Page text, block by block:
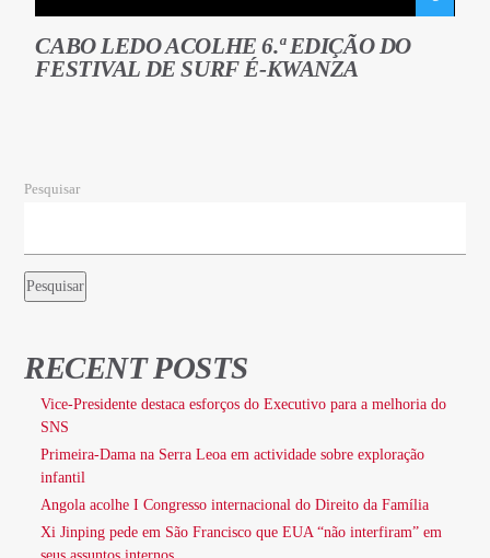
CABO LEDO ACOLHE 6.ª EDIÇÃO DO
FESTIVAL DE SURF É-KWANZA
Pesquisar
Pesquisar
RECENT POSTS
Vice-Presidente destaca esforços do Executivo para a melhoria do
SNS
Primeira-Dama na Serra Leoa em actividade sobre exploração
infantil
Angola acolhe I Congresso internacional do Direito da Família
Xi Jinping pede em São Francisco que EUA “não interfiram” em